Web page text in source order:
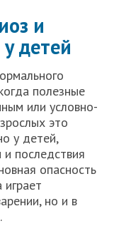
и
детей
полезные
или условно-
это
у детей,
последствия
опасность
но и в